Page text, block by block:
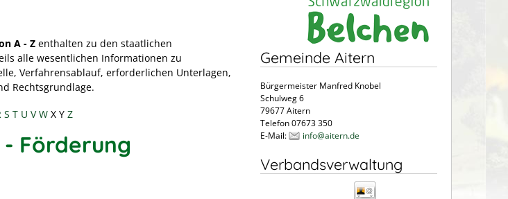
A - Z enthalten zu den staatlichen
alle wesentlichen Informationen zu
Verfahrensablauf, erforderlichen Unterlagen,
Rechtsgrundlage.
S T U V W X Y Z
Förderung
Gemeinde Aitern
Bürgermeister Manfred Knobel
Schulweg 6
79677 Aitern
Telefon 07673 350
E-Mail:
info@aitern.de
Verbandsverwaltung